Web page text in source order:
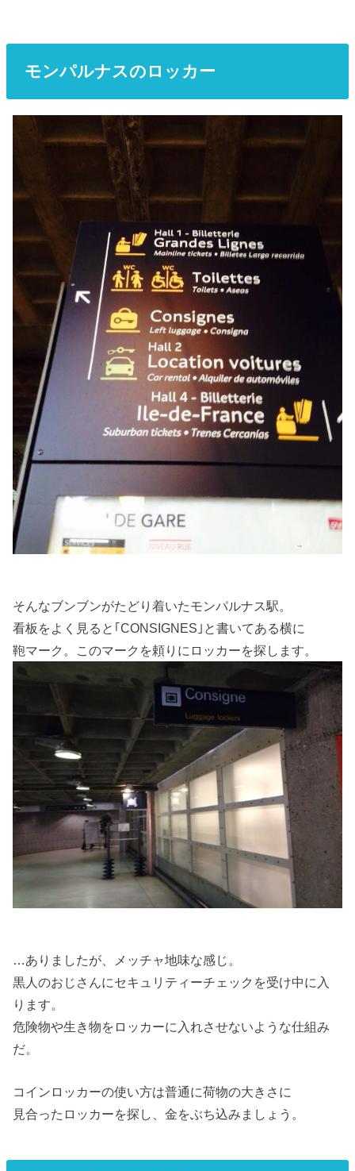
モンパルナスのロッカー
そんなブンブンがたどり着いたモンパルナス駅。
看板をよく見ると｢CONSIGNES｣と書いてある横に
鞄マーク。このマークを頼りにロッカーを探します。
…ありましたが、メッチャ地味な感じ。
黒人のおじさんにセキュリティーチェックを受け中に入
ります。
危険物や生き物をロッカーに入れさせないような仕組み
だ。
コインロッカーの使い方は普通に荷物の大きさに
見合ったロッカーを探し、金をぶち込みましょう。